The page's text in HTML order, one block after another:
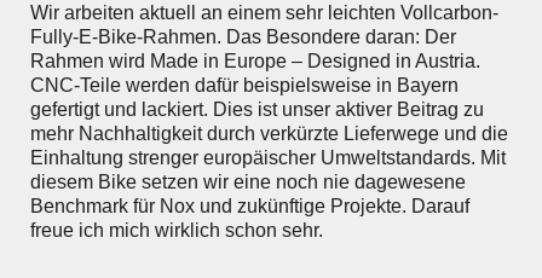
Wir arbeiten aktuell an einem sehr leichten Vollcarbon-
Fully-E-Bike-Rahmen. Das Besondere daran: Der
Rahmen wird Made in Europe – Designed in Austria.
CNC-Teile werden dafür beispielsweise in Bayern
gefertigt und lackiert. Dies ist unser aktiver Beitrag zu
mehr Nachhaltigkeit durch verkürzte Lieferwege und die
Einhaltung strenger europäischer Umweltstandards. Mit
diesem Bike setzen wir eine noch nie dagewesene
Benchmark für Nox und zukünftige Projekte. Darauf
freue ich mich wirklich schon sehr.